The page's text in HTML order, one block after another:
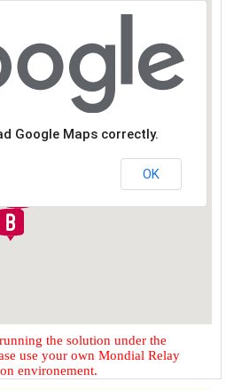
Google Maps correctly.
OK
the solution under the
use your own Mondial Relay
environement.